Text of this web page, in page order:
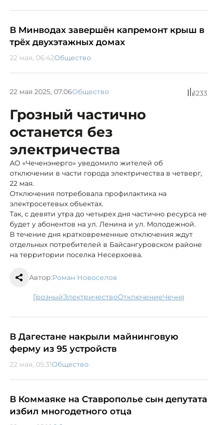
В Минводах завершён капремонт крыш в
трёх двухэтажных домах
22 мая, 06:42Общество
22 мая 2025, 07:06Общество 1233
Грозный частично
останется без
электричества
АО «Чеченэнерго» уведомило жителей об
отключении в части города электричества в четверг,
22 мая.
Отключения потребовала профилактика на
электросетевых объектах.
Так, с девяти утра до четырех дня частично ресурса не
будет у абонентов на ул. Ленина и ул. Молодежной.
В течение дня кратковременные отключения ждут
отдельных потребителей в Байсангуровском районе
на территории поселка Несерхоева.
Автор:Роман Новоселов
Грозный электричество отключение Чечня
В Дагестане накрыли майнинговую
ферму из 95 устройств
22 мая, 05:31Общество
В Коммаяке на Ставрополье сын депутата
избил многодетного отца